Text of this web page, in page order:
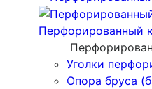
Перфорированный
Уголки
Опора бруса